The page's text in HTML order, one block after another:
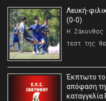
Λευκή-
(0-0)
Η
τεστ της
Έκπτωτο το
απόφαση
καταγγελία